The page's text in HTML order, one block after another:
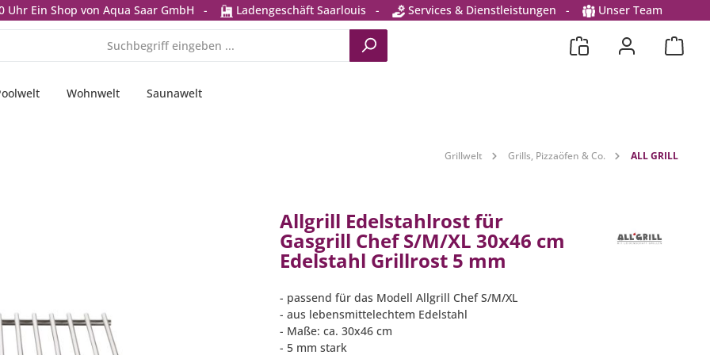
Uhr Ein Shop von Aqua Saar GmbH - Ladengeschäft Saarlouis - Services & Dienstleistungen - Unser Team
Wohnwelt Saunawelt
Grillwelt Grills, Pizzaöfen & Co. ALL GRILL
Allgrill Edelstahlrost für
Gasgrill Chef S/M/XL 30x46 cm
Edelstahl Grillrost 5 mm
- passend für das Modell Allgrill Chef S/M/XL
- aus lebensmittelechtem Edelstahl
- Maße: ca. 30x46 cm
- 5 mm stark